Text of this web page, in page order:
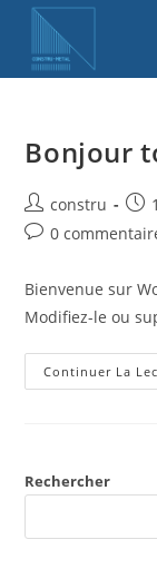
Bonjour
constru
0
Bienvenue sur
Modifiez-le ou
Continuer La
Rechercher